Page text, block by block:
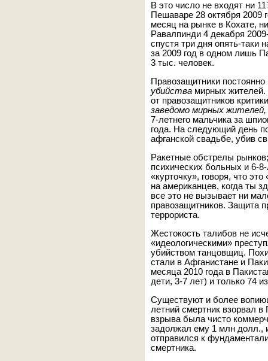
В это число не входят ни
Пешаваре 28 октября 2009
месяц на рынке в Кохате,
Равалпинди 4 декабря
спустя три дня опять-таки
за 2009 год в одном лишь
3 тыс. человек.
Правозащитники
убийства мирных
от правозащитников
заведомо мирных жителей,
7-летнего мальчика за
года. На следующий день
афганской свадьбе, убив
Ракетные обстрелы
психических больных и 6-
«курточку», говоря, что
на американцев, когда ты
все это не вызывает ни
правозащитников. Защита
террориста.
Жестокость талибов не
«идеологическими»
убийством танцовщиц.
стали в Афганистане и
месяца 2010 года в
дети, 3-7 лет) и только 74
Существуют и более
летний смертник взорвал
взрыва была чисто
задолжал ему 1 млн долл.,
отправился к
смертника.